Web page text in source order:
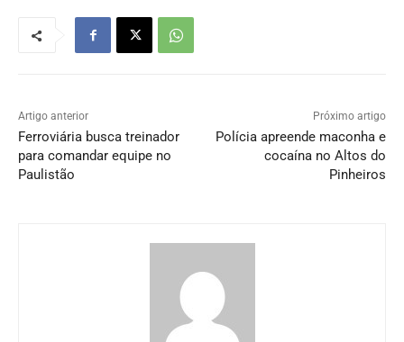
Artigo anterior
Ferroviária busca treinador
para comandar equipe no
Paulistão
Próximo artigo
Polícia apreende maconha e
cocaína no Altos do
Pinheiros